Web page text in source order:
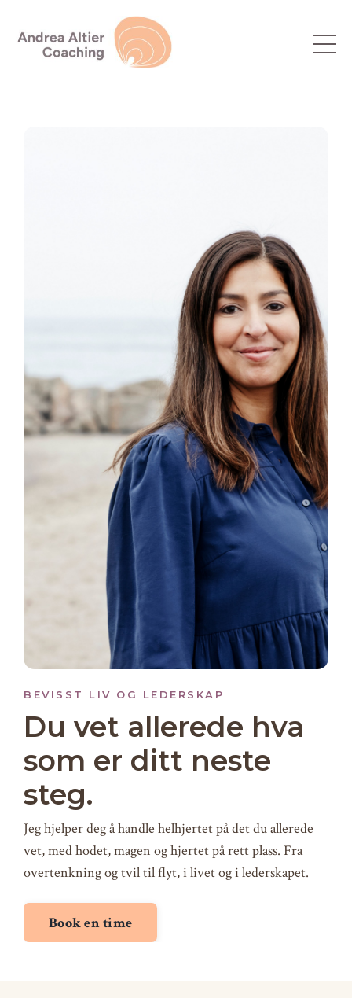
BEVISST LIV OG LEDERSKAP
Du vet allerede hva
som er ditt neste
steg.
Jeg hjelper deg å handle helhjertet på det du allerede
vet, med hodet, magen og hjertet på rett plass. Fra
overtenkning og tvil til flyt, i livet og i lederskapet.
Book en time